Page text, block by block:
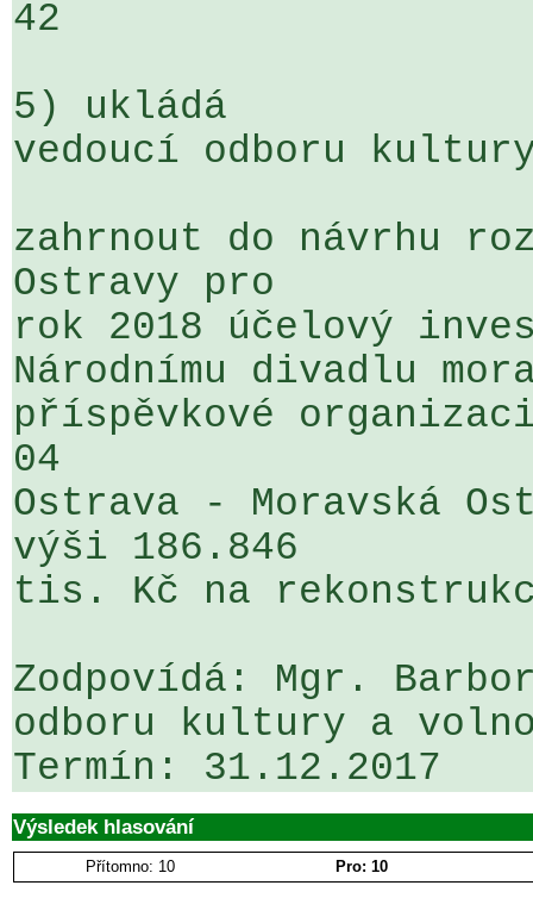
42
5) ukládá
vedoucí odboru
zahrnout do návrhu
Ostravy pro
rok 2018 účelový
Národnímu divadlu
příspěvkové
04
Ostrava - Moravská
výši 186.846
tis. Kč na
Zodpovídá: Mgr.
odboru kultury a
Výsledek hlasování
Přítomno: 10 Pro: 10